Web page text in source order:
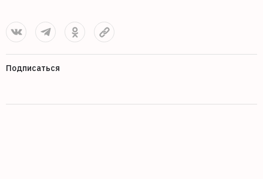
Подписаться